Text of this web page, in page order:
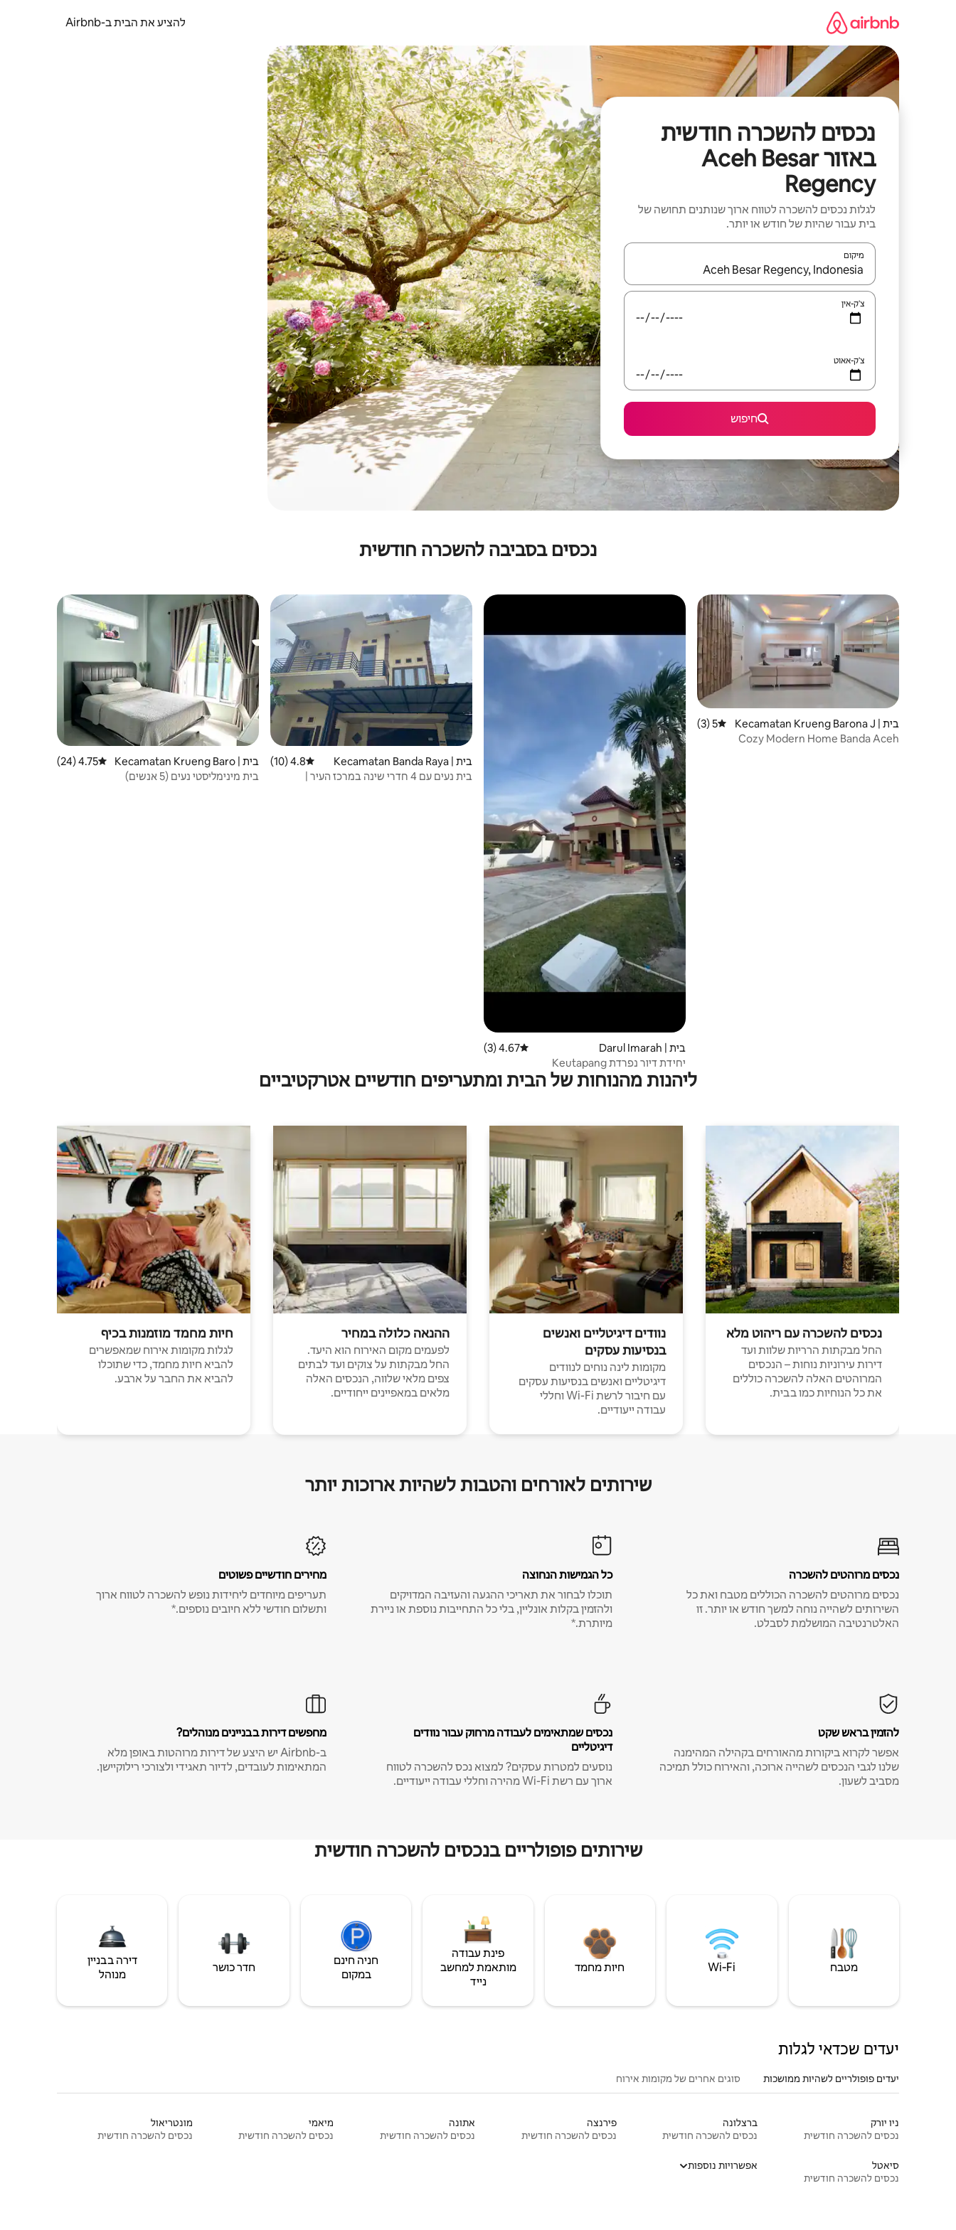
להציע את הבית ב-Airbnb
נכסים להשכרה חודשית
באזור Aceh Besar
Regency
לגלות נכסים להשכרה לטווח ארוך שנותנים תחושה של
בית עבור שהיות של חודש או יותר.
מיקום
כאשר התוצאות יהיו זמינות, יש לנווט עם מקשי החיצים למעלה ולמטה או לעיין בעזרת תנועות מגע או החלקה.
צ'ק-אין
צ'ק-אאוט
חיפוש
נכסים בסביבה להשכרה חודשית
בית | Kecamatan Krueng Barona J
aya
דירוג ממוצע של 5 מתוך 5, 3 ביקורות
5 (3)
Cozy Modern Home Banda Aceh
בית | Darul Imarah דירוג ממוצע של 4.67 מתוך 5, 3 ביקורות
4.67 (3)
יחידת דיור נפרדת Keutapang
בית | Kecamatan Banda Raya דירוג ממוצע של 4.8 מתוך 5, 10 ביקורות
4.8 (10)
בית נעים עם 4 חדרי שינה במרכז העיר |
בית | Kecamatan Krueng Baro
na Jaya
דירוג ממוצע של 4.75 מתוך 5, 24 ביקורות
4.75 (24)
בית מינימליסטי נעים (5 אנשים)
ליהנות מהנוחות של הבית ומתעריפים חודשיים אטרקטיביים
נכסים להשכרה עם ריהוט מלא
החל מבקתות הרריות שלוות ועד
דירות עירוניות נוחות – הנכסים
המרוהטים האלה להשכרה כוללים
את כל הנוחיות כמו בבית.
נוודים דיגיטליים ואנשים
בנסיעות עסקים
מקומות לינה נוחים לנוודים
דיגיטליים ואנשים בנסיעות עסקים
עם חיבור לרשת Wi-Fi וחללי
עבודה ייעודיים.
ההנאה כלולה במחיר
לפעמים מקום האירוח הוא היעד.
החל מבקתות על צוקים ועד לבתים
צפים מלאי שלווה, הנכסים האלה
מלאים במאפיינים ייחודיים.
חיות מחמד מוזמנות בכיף
לגלות מקומות אירוח שמאפשרים
להביא חיות מחמד, כדי שתוכלו
להביא את החבר על ארבע.
שירותים לאורחים והטבות לשהיות ארוכות יותר
נכסים מרוהטים להשכרה
נכסים מרוהטים להשכרה הכוללים מטבח ואת כל
השירותים לשהייה נוחה למשך חודש או יותר. זו
האלטרנטיבה המושלמת לסבלט.
כל הגמישות הנחוצה
תוכלו לבחור את תאריכי ההגעה והעזיבה המדויקים
ולהזמין בקלות אונליין, בלי כל התחייבות נוספת או ניירת
מיותרת.*
מחירים חודשיים פשוטים
תעריפים מיוחדים ליחידות נופש להשכרה לטווח ארוך
ותשלום חודשי ללא חיובים נוספים.*
להזמין בראש שקט
אפשר לקרוא ביקורות מהאורחים בקהילה המהימנה
שלנו לגבי הנכסים לשהייה ארוכה, והאירוח כולל תמיכה
מסביב לשעון.
נכסים שמתאימים לעבודה מרחוק עבור נוודים
דיגיטליים
נוסעים למטרות עסקים? למצוא נכס להשכרה לטווח
ארוך עם רשת Wi-Fi מהירה וחללי עבודה ייעודיים.
מחפשים דירות בבניינים מנוהלים?
ב-Airbnb יש היצע של דירות מרוהטות באופן מלא
המתאימות לעובדים, לדיור תאגידי ולצורכי רילוקיישן.
שירותים פופולריים בנכסים להשכרה חודשית
מטבח Wi‑Fi חיות מחמד
פינת עבודה
מותאמת למחשב
נייד
חניה חינם
במקום
חדר כושר
דירה בבניין
מנוהל
יעדים שכדאי לגלות
יעדים פופולריים לשהיות ממושכות סוגים אחרים של מקומות אירוח
ניו יורק
נכסים להשכרה חודשית
ברצלונה
נכסים להשכרה חודשית
פירנצה
נכסים להשכרה חודשית
אתונה
נכסים להשכרה חודשית
מיאמי
נכסים להשכרה חודשית
מונטריאול
נכסים להשכרה חודשית
סיאטל
נכסים להשכרה חודשית
אפשרויות נוספות